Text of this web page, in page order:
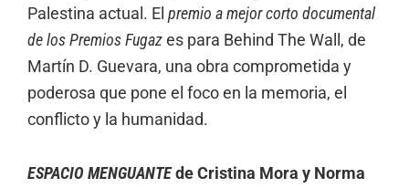
Palestina actual. El premio a mejor corto documental
de los Premios Fugazes para Behind The Wall, de
Martín D. Guevara, una obra comprometida y
poderosa que pone el foco en la memoria, el
conflicto y la humanidad.
ESPACIO MENGUANTEde Cristina Mora y Norma